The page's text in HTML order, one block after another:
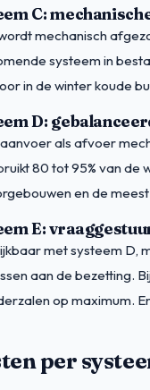
C:
mechanisch
systeem in
in de winter koude
D:
als afvoer
80 tot 95% van de
en de
E:
met systeem D,
aan de bezetting.
op maximum.
per